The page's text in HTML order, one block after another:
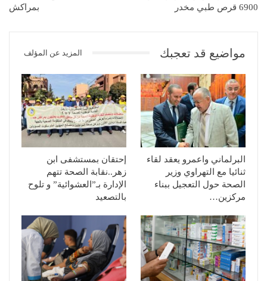
6900 قرص طبي مخدر
بمراكش
مواضيع قد تعجبك المزيد عن المؤلف
البرلماني واعمرو يعقد لقاء
ثنائيا مع التهراوي وزير
الصحة حول التعجيل ببناء
مركزين…
إحتقان بمستشفى ابن
زهر..نقابة الصحة تتهم
الإدارة بـ”العشوائية” و تلوح
بالتصعيد